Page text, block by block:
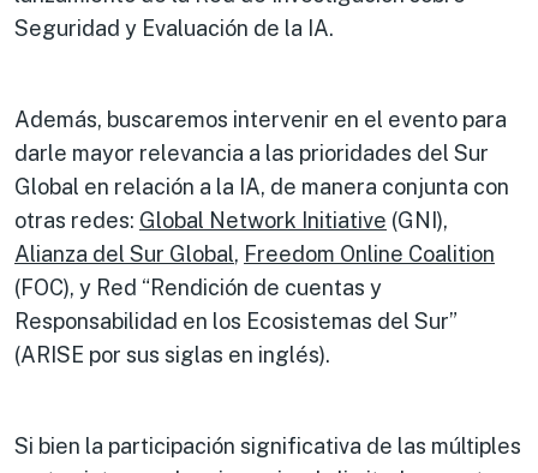
Seguridad y Evaluación de la IA.
Además, buscaremos intervenir en el evento para
darle mayor relevancia a las prioridades del Sur
Global en relación a la IA, de manera conjunta con
otras redes: Global Network Initiative (GNI),
Alianza del Sur Global, Freedom Online Coalition
(FOC), y Red “Rendición de cuentas y
Responsabilidad en los Ecosistemas del Sur”
(ARISE por sus siglas en inglés).
Si bien la participación significativa de las múltiples